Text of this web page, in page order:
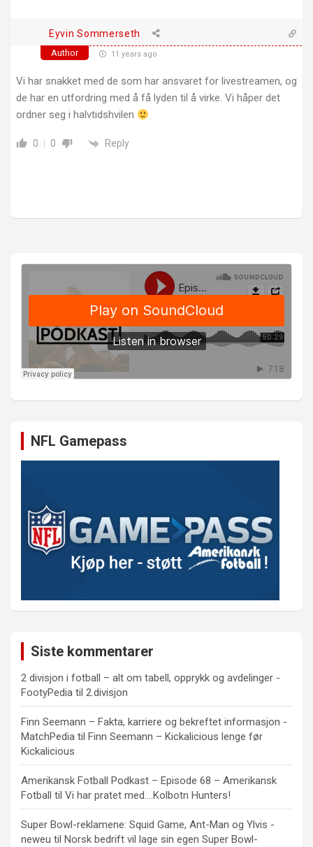
Eyvin Sommerseth
Author 11 years ago
Vi har snakket med de som har ansvaret for livestreamen, og
de har en utfordring med å få lyden til å virke. Vi håper det
ordner seg i halvtidshvilen
0 0 Reply
NFL Gamepass
Siste kommentarer
2 divisjon i fotball – alt om tabell, opprykk og avdelinger -
FootyPedia til 2.divisjon
Finn Seemann – Fakta, karriere og bekreftet informasjon -
MatchPedia til Finn Seemann – Kickalicious lenge før
Kickalicious
Amerikansk Fotball Podkast – Episode 68 – Amerikansk
Fotball til Vi har pratet med….Kolbotn Hunters!
Super Bowl-reklamene: Squid Game, Ant-Man og Ylvis -
neweu til Norsk bedrift vil lage sin egen Super Bowl-